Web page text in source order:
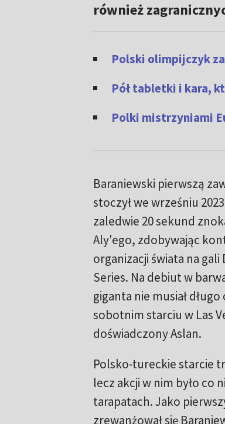
również
Polski olimpijczyk
Pół tabletki i kara,
Polki mistrzyniami
Baraniewski pierwszą
stoczył we wrześniu
zaledwie 20 sekund
Aly'ego, zdobywając
organizacji świata na
Series. Na debiut w
giganta nie musiał
sobotnim starciu w Las
doświadczony Aslan.
Polsko-tureckie starcie
lecz akcji w nim było co
tarapatach. Jako
zrewanżował się